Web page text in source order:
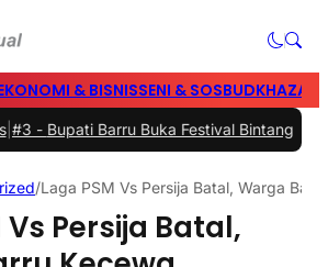
& BISNISSENI & SOSBUD
Bupati Barru Buka Festival Bintang Anak
/Laga PSM Vs Persija Batal, Warga
Vs Persija Batal,